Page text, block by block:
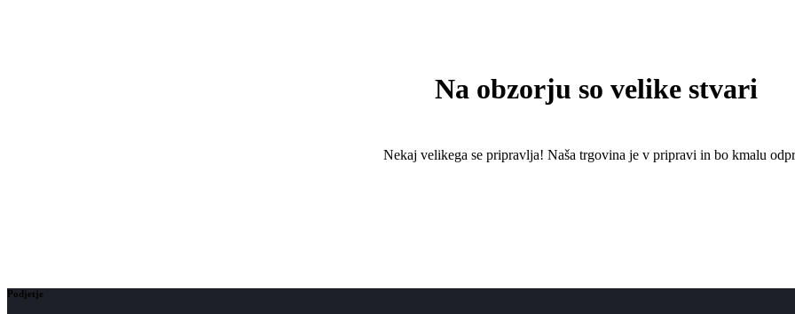
Na obzorju so velike stvari
Nekaj ​​velikega se pripravlja! Naša trgovina je v pripravi in ​​bo kmalu
Podjetje